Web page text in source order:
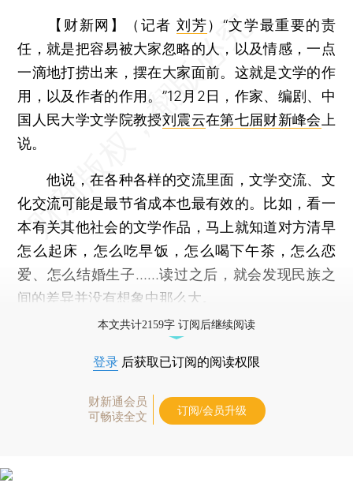
【财新网】（记者刘芳） “文学最重要的责
任，就是把容易被大家忽略的人，以及情感，一点
一滴地打捞出来，摆在大家面前。这就是文学的作
用，以及作者的作用。”12月2日，作家、编剧、中
国人民大学文学院教授刘震云在第七届财新峰会 上
说。
他说，在各种各样的交流里面，文学交流、文
化交流可能是最节省成本也最有效的。比如，看一
本有关其他社会的文学作品，马上就知道对方清早
怎么起床，怎么吃早饭，怎么喝下午茶，怎么恋
爱、怎么结婚生子……读过之后，就会发现民族之
间的差异并没有想象中那么大。
本文共计2159字 订阅后继续阅读
登录 后获取已订阅的阅读权限
财新通会员
可畅读全文
订阅/会员升级